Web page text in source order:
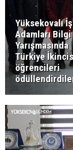
Yüksekovalı İş
Adamları Bilgi
Yarışmasında
Türkiye
öğrencileri